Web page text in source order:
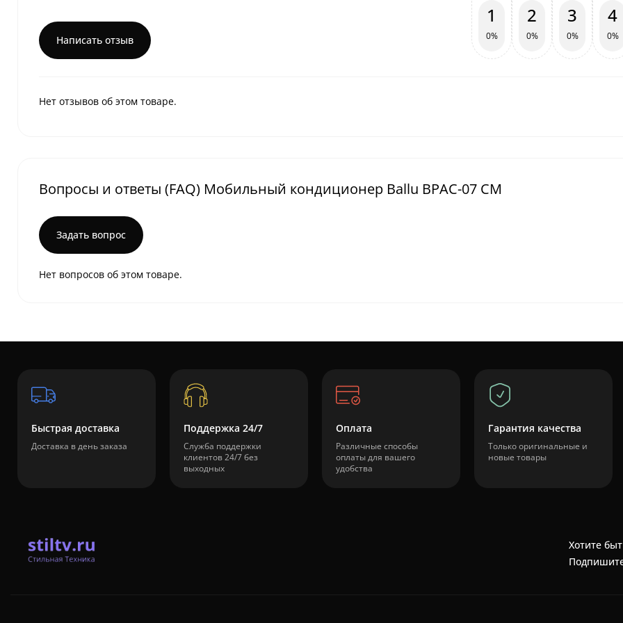
Написать отзыв
1
0%
2
0%
3
0%
4
0%
Нет отзывов об этом товаре.
Вопросы и ответы (FAQ) Мобильный кондиционер Ballu BPAC-07 CM
Задать вопрос
Нет вопросов об этом товаре.
Быстрая доставка
Доставка в день заказа
Поддержка 24/7
Служба поддержки
клиентов 24/7 без
выходных
Оплата
Различные способы
оплаты для вашего
удобства
Гарантия качества
Только оригинальные и
новые товары
Хотите